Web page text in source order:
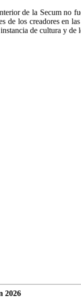
de la Secum
de los creadores
de cultura y
2026